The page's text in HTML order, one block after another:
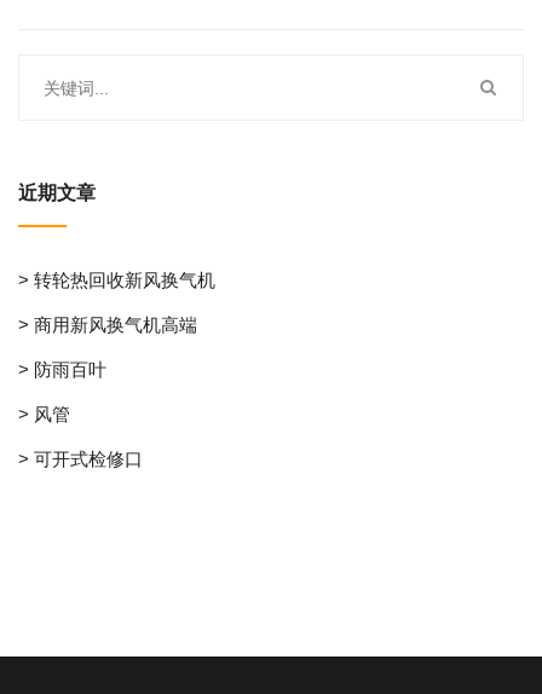
近期文章
> 转轮热回收新风换气机
> 商用新风换气机高端
> 防雨百叶
> 风管
> 可开式检修口